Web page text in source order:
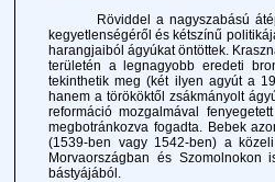
Röviddel a nagyszabású
kegyetlenségéről és kétszínű
harangjaiból ágyúkat öntöttek.
területén a legnagyobb eredeti
tekinthetik meg (két ilyen agyút a
hanem a törököktől zsákmányolt
reformáció mozgalmával
megbotránkozva fogadta. Bebek
(1539-ben vagy 1542-ben) a
Morvaországban és
bástyájából.